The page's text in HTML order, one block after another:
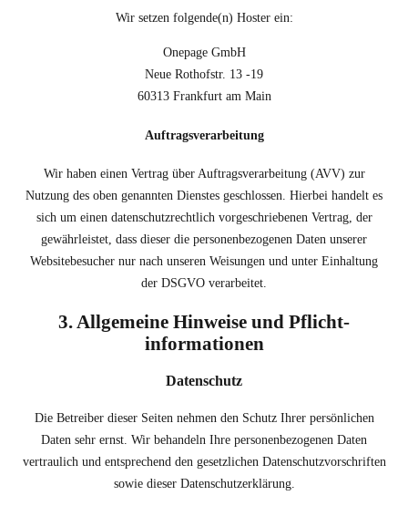
Wir setzen folgende(n) Hoster ein:
Onepage GmbH
Neue Rothofstr. 13 -19
60313 Frankfurt am Main
Auftragsverarbeitung
Wir haben einen Vertrag über Auftragsverarbeitung (AVV) zur
Nutzung des oben genannten Dienstes geschlossen. Hierbei handelt es
sich um einen datenschutzrechtlich vorgeschriebenen Vertrag, der
gewährleistet, dass dieser die personenbezogenen Daten unserer
Websitebesucher nur nach unseren Weisungen und unter Einhaltung
der DSGVO verarbeitet.
3. Allgemeine Hinweise und Pflicht­
informationen
Datenschutz
Die Betreiber dieser Seiten nehmen den Schutz Ihrer persönlichen
Daten sehr ernst. Wir behandeln Ihre personenbezogenen Daten
vertraulich und entsprechend den gesetzlichen Datenschutzvorschriften
sowie dieser Datenschutzerklärung.